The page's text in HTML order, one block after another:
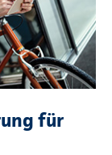
für